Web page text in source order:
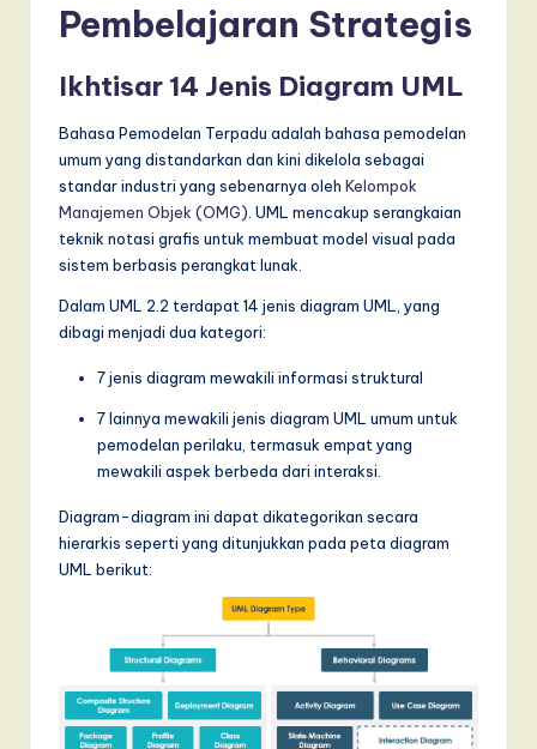
Pembelajaran Strategis
Ikhtisar 14 Jenis Diagram UML
Bahasa Pemodelan Terpadu adalah bahasa pemodelan
umum yang distandarkan dan kini dikelola sebagai
standar industri yang sebenarnya oleh Kelompok
Manajemen Objek (OMG) . UML mencakup serangkaian
teknik notasi grafis untuk membuat model visual pada
sistem berbasis perangkat lunak.
Dalam UML 2.2 terdapat 14 jenis diagram UML, yang
dibagi menjadi dua kategori:
7 jenis diagram mewakili informasi struktural
7 lainnya mewakili jenis diagram UML umum untuk
pemodelan perilaku, termasuk empat yang
mewakili aspek berbeda dari interaksi.
Diagram-diagram ini dapat dikategorikan secara
hierarkis seperti yang ditunjukkan pada peta diagram
UML berikut: